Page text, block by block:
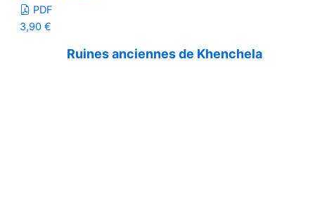
PDF
3,90 €
Ruines anciennes de Khenchela